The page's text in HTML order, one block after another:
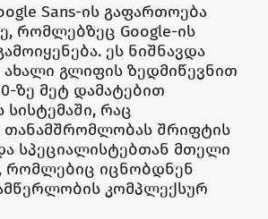
Sans-ის გაფართოება
რომლებზეც Google-ის
ეს ნიშნავდა
ახალი გლიფის ზედმიწევნით
ზე მეტ დამატებით
რაც
თანამშრომლობას შრიფტის
სპეციალისტებთან მთელი
იცნობდნენ
კომპლექსურ